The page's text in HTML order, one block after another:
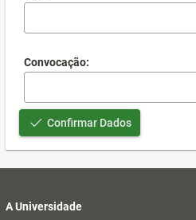
Convocação:
Confirmar Dados
A Universidade